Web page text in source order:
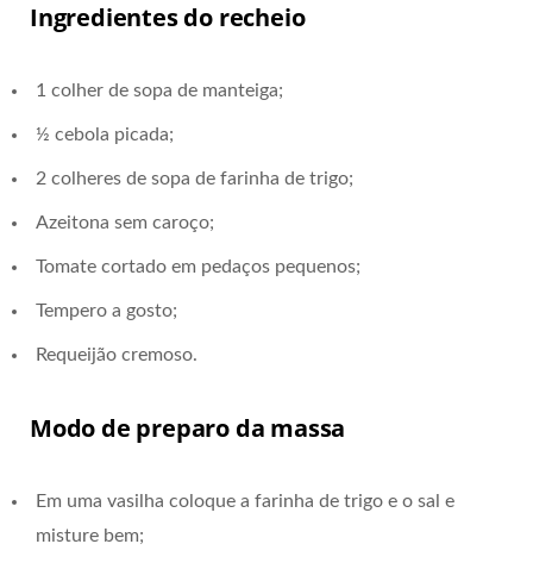
Ingredientes do recheio
1 colher de sopa de manteiga;
½ cebola picada;
2 colheres de sopa de farinha de trigo;
Azeitona sem caroço;
Tomate cortado em pedaços pequenos;
Tempero a gosto;
Requeijão cremoso.
Modo de preparo da massa
Em uma vasilha coloque a farinha de trigo e o sal e
misture bem;